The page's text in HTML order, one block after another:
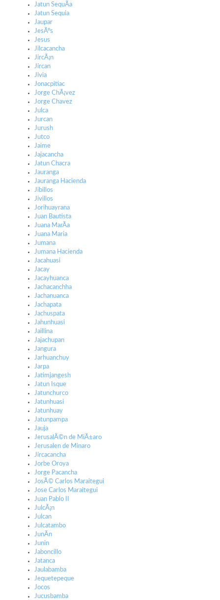
Jatun SequÃ­a
Jatun Sequia
Jaupar
JesÃºs
Jesus
Jilcacancha
JircÃ¡n
Jircan
Jivia
Jonacpitiac
Jorge ChÃ¡vez
Jorge Chavez
Julca
Jurcan
Jurush
Jutco
Jaime
Jajacancha
Jatun Chacra
Jauranga
Jauranga Hacienda
Jibillos
Jivillos
Jorihuayrana
Juan Bautista
Juana MarÃ­a
Juana Maria
Jumana
Jumana Hacienda
Jacahuasi
Jacay
Jacayhuanca
Jachacanchha
Jachanuanca
Jachapata
Jachuspata
Jahunhuasi
Jaillina
Jajachupan
Jangura
Jarhuanchuy
Jarpa
Jatimjangesh
Jatun Isque
Jatunchurco
Jatunhuasi
Jatunhuay
Jatunpampa
Jauja
JerusalÃ©n de MiÃ±aro
Jerusalen de Minaro
Jircacancha
Jorbe Oroya
Jorge Pacancha
JosÃ© Carlos Maraitegui
Jose Carlos Maraitegui
Juan Pablo II
JulcÃ¡n
Julcan
Julcatambo
JunÃ­n
Junin
Jaboncillo
Jatanca
Jaulabamba
Jequetepeque
Jocos
Jucusbamba